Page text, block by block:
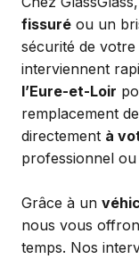
fissuré ou un
sécurité de
interviennent
l’Eure-et-Loir
remplacement
directement à
professionnel
Grâce à un
nous vous
temps. Nos